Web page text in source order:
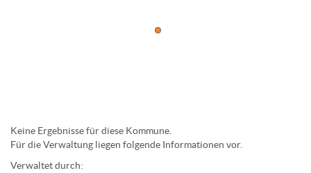
Keine Ergebnisse für diese Kommune.
Für die Verwaltung liegen folgende Informationen vor.
Verwaltet durch: